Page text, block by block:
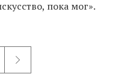
пока мог».